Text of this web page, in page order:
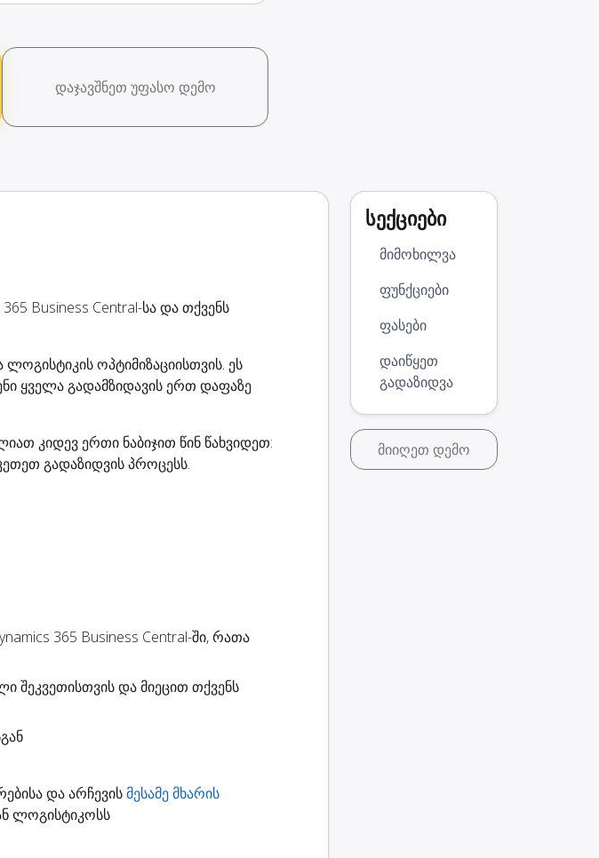
დაჯავშნეთ უფასო დემო
Business Central-სა და თქვენს
ოპტიმიზაციისთვის. ეს
ყველა გადამზიდავის ერთ დაფაზე
კიდევ ერთი ნაბიჯით წინ წახვიდეთ:
გადაზიდვის პროცესს.
365 Business Central-ში, რათა
შეკვეთისთვის და მიეცით თქვენს
და არჩევისმესამე მხარის
ლოგისტიკოსს
სექციები
მიმოხილვა
ფუნქციები
ფასები
დაიწყეთ
გადაზიდვა
მიიღეთ დემო